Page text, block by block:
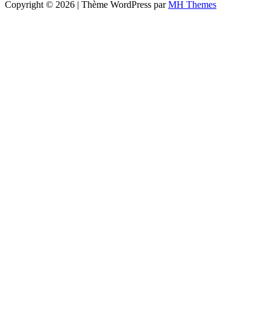
Copyright © 2026 | Thème WordPress parMH Themes